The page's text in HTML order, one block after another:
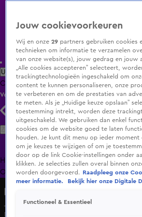
Uitzending Gemist Populaire programma's Zenders
ClipsFilmsRadioSmart TV inlogShop
Volg KIJK
Zoeken
HomeUitzending Gemist Programma's
OranjezomerLivestreamsShop
Jongen (14) omgekomen bij ongeluk
Di 12 mei, 16:52
Jouw cookievoorkeuren
Wij en onze29 partners gebruiken cookies
technieken om informatie te verzamelen
van onze website(s), jouw gedrag en jouw
„Alle cookies accepteren” selecteert,
trackingtechnologieën ingeschakeld om
content te kunnen personaliseren, onze
te verbeteren en om de prestaties van
te meten. Als je „Huidige keuze opslaan”
toestemming intrekt, worden deze
uitgeschakeld. We gebruiken dan enkel
cookies om de website goed te laten
houden. Je kunt dit menu op ieder moment
om je keuzes te wijzigen of om je
door op de link Cookie-instellingen onder
klikken. Je selecties zullen overal binnen
worden doorgevoerd.
Raadpleeg onze
meer informatie.
Bekijk hier onze Digitale
Functioneel & Essentieel